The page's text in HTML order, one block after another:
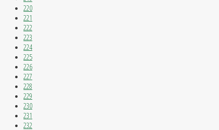
220
221
222
223
224
225
226
227
228
229
230
231
232